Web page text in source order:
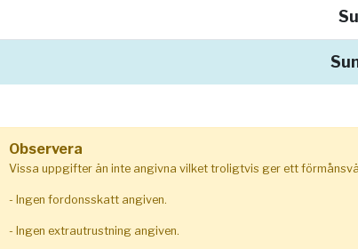
Observera
Vissa uppgifter än inte angivna vilket troligtvis ger ett
- Ingen fordonsskatt angiven.
- Ingen extrautrustning angiven.